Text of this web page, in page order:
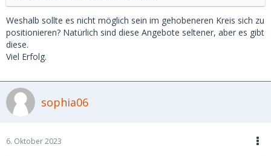
Weshalb sollte es nicht möglich sein im gehobeneren Kreis sich zu
positionieren? Natürlich sind diese Angebote seltener, aber es gibt
diese.
Viel Erfolg.
sophia06
6. Oktober 2023